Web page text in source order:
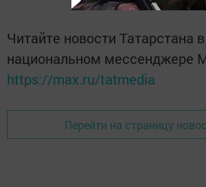
Читайте новости Татарстана в
национальном мессенджере
https://max.ru/tatmedia
Перейти на страницу